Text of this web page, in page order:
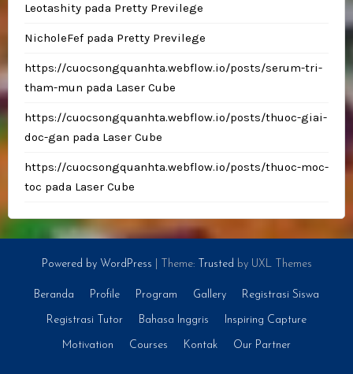
Leotashity pada Pretty Previlege
NicholeFef pada Pretty Previlege
https://cuocsongquanhta.webflow.io/posts/serum-tri-
tham-mun pada Laser Cube
https://cuocsongquanhta.webflow.io/posts/thuoc-giai-
doc-gan pada Laser Cube
https://cuocsongquanhta.webflow.io/posts/thuoc-moc-
toc pada Laser Cube
Powered by WordPress Theme: Trusted by UXL Themes
Beranda Profile Program Gallery Registrasi Siswa
Registrasi Tutor Bahasa Inggris Inspiring Capture
Motivation Courses Kontak Our Partner